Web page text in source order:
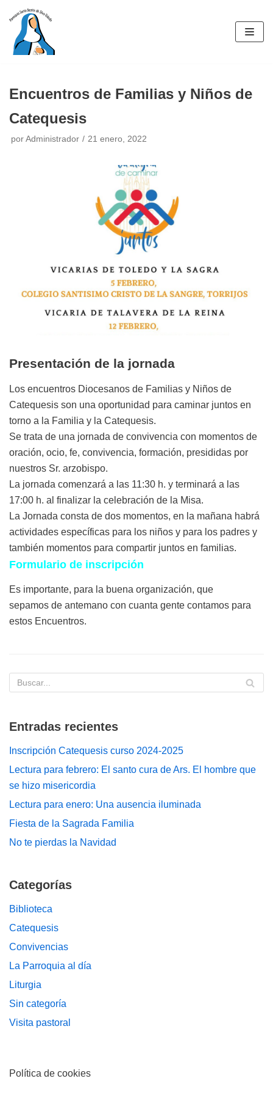
Saltar
contenido
Encuentros de Familias y Niños de
Catequesis
por Administrador 21 enero, 2022
Presentación de la jornada
Los encuentros Diocesanos de Familias y Niños de
Catequesis son una oportunidad para caminar juntos en
torno a la Familia y la Catequesis.
Se trata de una jornada de convivencia con momentos de
oración, ocio, fe, convivencia, formación, presididas por
nuestros Sr. arzobispo.
La jornada comenzará a las 11:30 h. y terminará a las
17:00 h. al finalizar la celebración de la Misa.
La Jornada consta de dos momentos, en la mañana habrá
actividades específicas para los niños y para los padres y
también momentos para compartir juntos en familias.
Formulario de inscripción
Es importante, para la buena organización, que
sepamos de antemano con cuanta gente contamos para
estos Encuentros.
Entradas recientes
Inscripción Catequesis curso 2024-2025
Lectura para febrero: El santo cura de Ars. El hombre que
se hizo misericordia
Lectura para enero: Una ausencia iluminada
Fiesta de la Sagrada Familia
No te pierdas la Navidad
Categorías
Biblioteca
Catequesis
Convivencias
La Parroquia al día
Liturgia
Sin categoría
Visita pastoral
Política de cookies